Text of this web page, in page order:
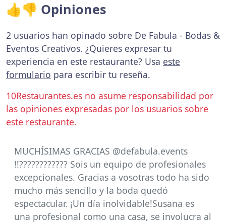
👍👎 Opiniones
2 usuarios han opinado sobre De Fabula - Bodas &
Eventos Creativos. ¿Quieres expresar tu
experiencia en este restaurante? Usa este
formulario para escribir tu reseña.
10Restaurantes.es no asume responsabilidad por
las opiniones expresadas por los usuarios sobre
este restaurante.
MUCHÍSIMAS GRACIAS @defabula.events
!!???????????? Sois un equipo de profesionales
excepcionales. Gracias a vosotras todo ha sido
mucho más sencillo y la boda quedó
espectacular. ¡Un día inolvidable!Susana es
una profesional como una casa, se involucra al